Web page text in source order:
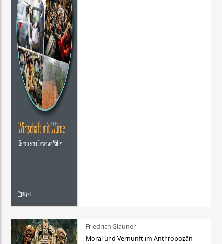
Friedrich Glauner
Moral und Vernunft im Anthropozän